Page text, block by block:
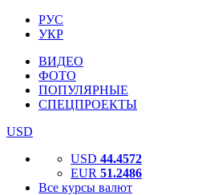
РУС
УКР
ВИДЕО
ФОТО
ПОПУЛЯРНЫЕ
СПЕЦПРОЕКТЫ
USD
USD 44.4572
EUR 51.2486
Все курсы валют